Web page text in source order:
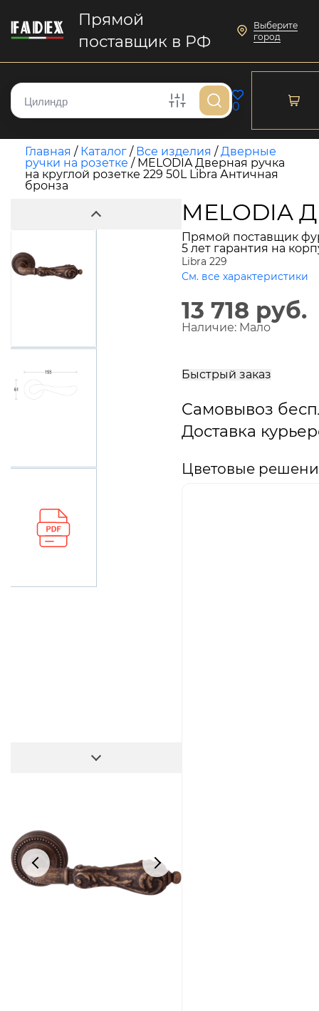
Прямой
поставщик в РФ
Выберите
город
0
Главная / Каталог / Все изделия /Дверные
ручки на розетке / MELODIA Дверная ручка
на круглой розетке 229 50L Libra Античная
бронза
MELODIA
Прямой поставщик
5 лет гарантия на
Libra 229
См. все характеристики
13 718 руб.
Наличие: Мало
Быстрый заказ
Самовывоз
Доставка
Цветовые